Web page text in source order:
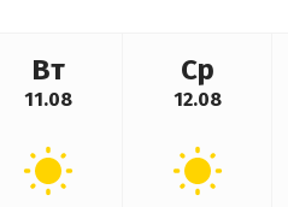
Вт
11.08
Ср
12.08